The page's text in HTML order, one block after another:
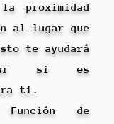
proximidad
al lugar que
te ayudará
si es
ti.
de